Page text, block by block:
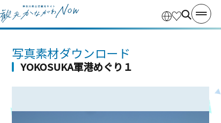
写真素材ダウンロード
YOKOSUKA軍港めぐり１